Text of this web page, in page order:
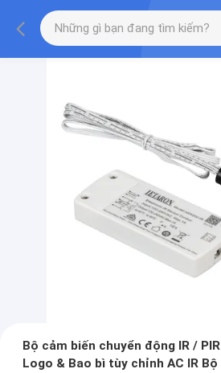
Bộ cảm biến chuyển động IR /
Logo & Bao bì tùy chỉnh AC IR